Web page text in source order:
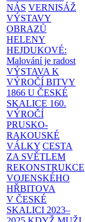
NÁS VERNISÁŽ
VÝSTAVY
OBRAZŮ
HELENY
HEJDUKOVÉ:
Malování je radost
VÝSTAVA K
VÝROČÍ BITVY
1866 U ČESKÉ
SKALICE 160.
VÝROČÍ
PRUSKO-
RAKOUSKÉ
VÁLKY CESTA
ZA SVĚTLEM
REKONSTRUKCE
VOJENSKÉHO
HŘBITOVA
V ČESKÉ
SKALICI 2023–